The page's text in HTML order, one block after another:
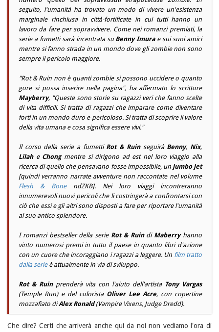
seguito, l'umanità ha trovato un modo di vivere un'esistenza
marginale rinchiusa in città-fortificate in cui tutti hanno un
lavoro da fare per sopravvivere. Come nei romanzi premiati, la
serie a fumetti sarà incentrata su Benny Imurae sui suoi amici
mentre si fanno strada in un mondo dove gli zombie non sono
sempre il pericolo maggiore.
"Rot & Ruin non è quanti zombie si possono uccidere o quanto
gore si possa inserire nella pagina", ha affermato lo scrittore
Mayberry, "Queste sono storie su ragazzi veri che fanno scelte
di vita difficili. Si tratta di ragazzi che imparare come diventare
forti in un mondo duro e pericoloso. Si tratta di scoprire il valore
della vita umana e cosa significa essere vivi."
Il corso della serie a fumetti Rot & Ruinseguirà Benny, Nix,
Lilahe Chongmentre si dirigono ad est nel loro viaggio alla
ricerca di quello che pensavano fosse impossibile, un jumbo jet
[quindi verranno narrate avventure non raccontate nel volume
Flesh & Bone ndZKB]. Nei loro viaggi incontreranno
innumerevoli nuovi pericoli che li costringerà a confrontarsi con
ciò che essi e gli altri sono disposti a fare per riportare l'umanità
al suo antico splendore.
I romanzi bestsellerdella serie Rot & Ruindi Maberryhanno
vinto numerosi premi in tutto il paese in quanto libri d'azione
con un cuore che incoraggiano i ragazzi a leggere. Un film tratto
dalla serieè attualmente in via di sviluppo.
Rot & Ruinprenderà vita con l'aiuto dell'artista Tony Vargas
(Temple Run) e del colorista Oliver Lee Acre, con copertine
mozzafiato diAlex Ronald(Vampire Vixens, Judge Dredd).
Che dire? Certi che arriverà anche qui da noi non vediamo l'ora di